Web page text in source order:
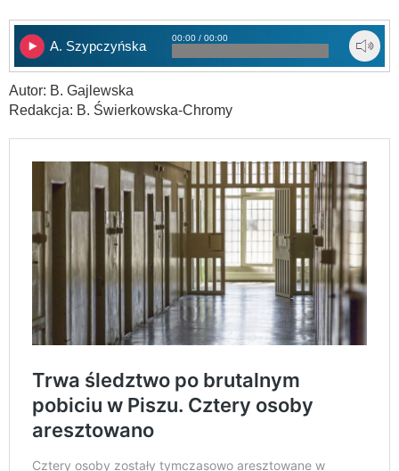
A. Szypczyńska
00:00 / 00:00
Autor: B. Gajlewska
Redakcja: B. Świerkowska-Chromy